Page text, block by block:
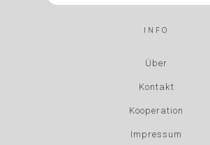
INFO
Über
Kontakt
Kooperation
Impressum